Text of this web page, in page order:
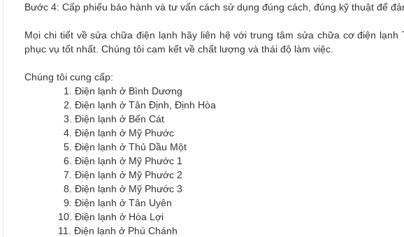
Bước 4: Cấp phiếu bảo hành và tư vấn cách sử dụng đúng cách, đúng kỹ thuật để
Mọi chi tiết về sửa chữa điện lạnh hãy liên hệ với trung tâm sửa chữa cơ điện
phục vụ tốt nhất. Chúng tôi cam kết về chất lượng và thái độ làm việc.
Chúng tôi cung cấp:
1. Điện lạnh ở Bình Dương
2. Điện lạnh ở Tân Định, Định Hòa
3. Điện lạnh ở Bến Cát
4. Điện lạnh ở Mỹ Phước
5. Điện lạnh ở Thủ Dầu Một
6. Điện lạnh ở Mỹ Phước 1
7. Điện lạnh ở Mỹ Phước 2
8. Điện lạnh ở Mỹ Phước 3
9. Điện lạnh ở Tân Uyên
10. Điện lạnh ở Hòa Lợi
11. Điện lạnh ở Phú Chánh